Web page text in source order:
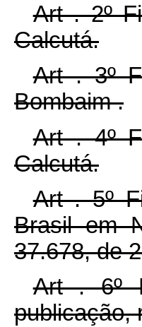
Art . 2º
Calcutá.
Art . 3º
Bombaim .
Art . 4º
Calcutá.
Art . 5º
Brasil em
37.678, de
Art . 6º
publicação,